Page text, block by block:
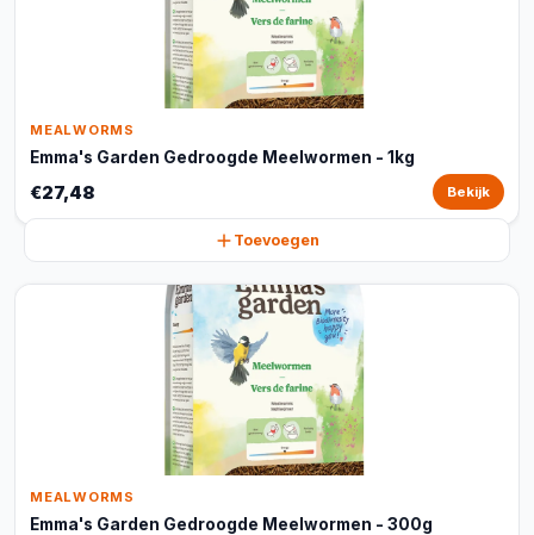
MEALWORMS
Emma's Garden Gedroogde Meelwormen - 1kg
€27,48 Bekijk
Toevoegen
MEALWORMS
Emma's Garden Gedroogde Meelwormen - 300g